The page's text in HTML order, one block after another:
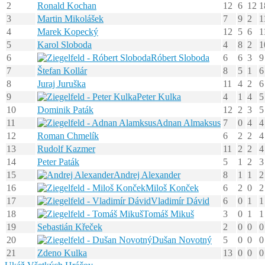
2
Ronald Kochan 12 6 12
3
Martin Mikolášek 7 9 2
4
Marek Kopecký 12 5 6
5
Karol Sloboda 4 8 2
6
Róbert Sloboda 6 6 3
9
7
Štefan Kollár 8 5 1
6
8
Juraj Juruška 11 4 2
6
9
Peter Kulka 4 1 4
5
10
Dominik Paták 12 2 3
5
11
Adnan Almaksus 7 0 4
4
12
Roman Chmelík 6 2 2
4
13
Rudolf Kazmer 11 2 2
4
14
Peter Paták 5 1 2
3
15
Andrej Alexander 8 1 1
2
16
Miloš Konček 6 2 0
2
17
Vladimír Dávid 6 0 1
1
18
Tomáš Mikuš 3 0 1
1
19
Sebastián Křeček 2 0 0
0
20
Dušan Novotný 5 0 0
0
21
Zdeno Kulka 13 0 0
0